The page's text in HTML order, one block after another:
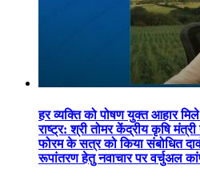
हर व्यक्ति को पोषण युक्त आहार
राष्ट्र: श्री तोमर केंद्रीय कृषि
फोरम के सत्र को किया संबोधित
रूपांतरण हेतु नवाचार पर वर्चुअल